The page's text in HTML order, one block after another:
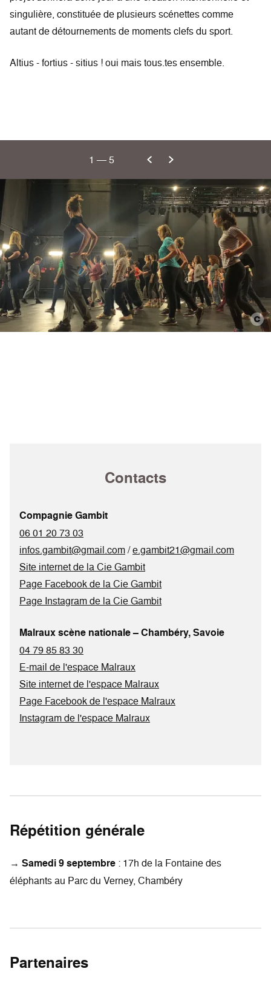
singulière, constituée de plusieurs scénettes comme
autant de détournements de moments clefs du sport.
Altius - fortius - sitius ! oui mais tous.tes ensemble.
1 —5
Contacts
Compagnie Gambit
06 01 20 73 03
infos.gambit@gmail.com/e.gambit21@gmail.com
Site internet de la Cie Gambit
Page Facebook de la Cie Gambit
Page Instagram de la Cie Gambit
Malraux scène nationale – Chambéry, Savoie
04 79 85 83 30
E-mail de l'espace Malraux
Site internet de l'espace Malraux
Page Facebook de l'espace Malraux
Instagram de l'espace Malraux
Répétition générale
→ Samedi 9 septembre : 17h de la Fontaine des
éléphants au Parc du Verney, Chambéry
Partenaires